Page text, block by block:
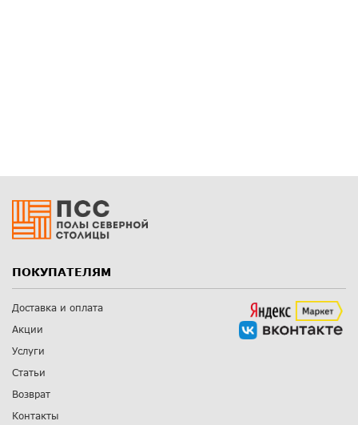
ПОКУПАТЕЛЯМ
Доставка и оплата
Акции
Услуги
Статьи
Возврат
Контакты